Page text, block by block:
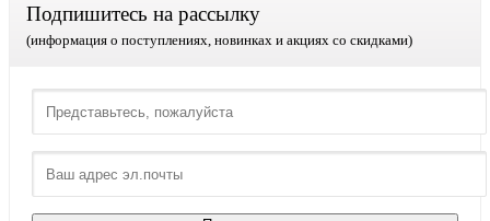
Подпишитесь на рассылку
(информация о поступлениях, новинках и акциях со скидками)